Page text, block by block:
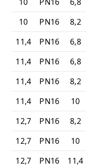
10
PN16 8,2
11,4
PN16 6,8
11,4
PN16 6,8
11,4
PN16 8,2
11,4
PN16 10
12,7
PN16 8,2
12,7
PN16 10
12,7
PN16 11,4